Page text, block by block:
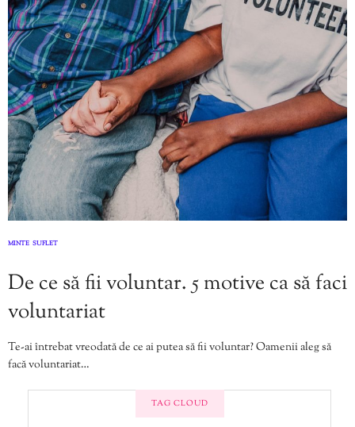
MINTE SUFLET
De ce să fii voluntar. 5 motive ca să faci
voluntariat
Te-ai întrebat vreodată de ce ai putea să fii voluntar? Oamenii aleg să
facă voluntariat…
TAG CLOUD